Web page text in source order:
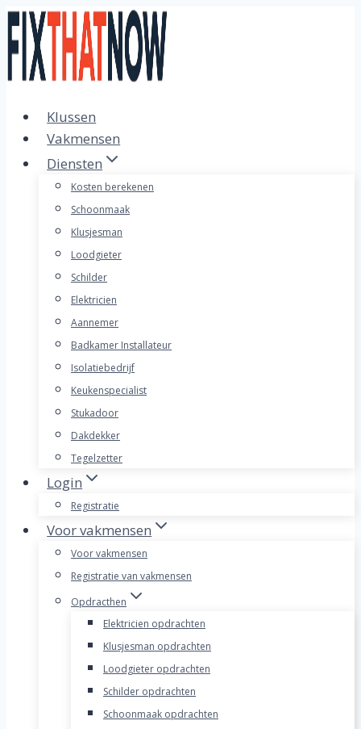
Doorgaan
naar
inhoud
Klussen
Vakmensen
Diensten
Kosten berekenen
Schoonmaak
Klusjesman
Loodgieter
Schilder
Elektricien
Aannemer
Badkamer Installateur
Isolatiebedrijf
Keukenspecialist
Stukadoor
Dakdekker
Tegelzetter
Login
Registratie
Voor vakmensen
Voor vakmensen
Registratie van vakmensen
Opdracthen
Elektricien opdrachten
Klusjesman opdrachten
Loodgieter opdrachten
Schilder opdrachten
Schoonmaak opdrachten